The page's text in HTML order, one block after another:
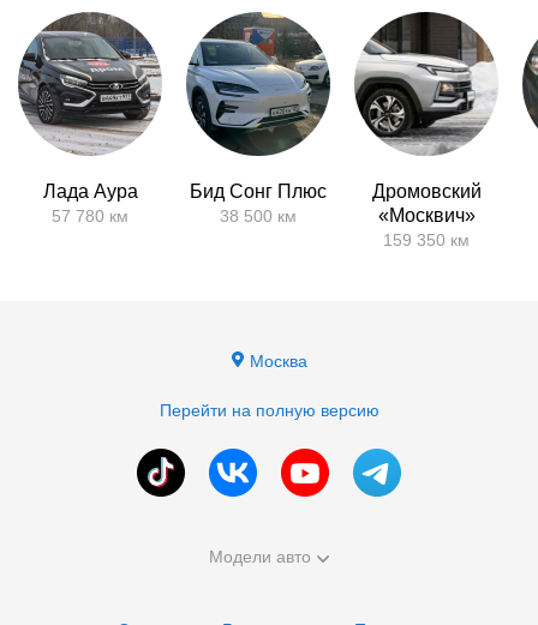
Лада Аура
57 780 км
Бид Сонг Плюс
38 500 км
Дромовский
«Москвич»
159 350 км
Москва
Перейти на полную версию
Модели авто